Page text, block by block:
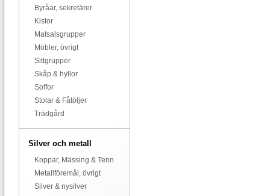
Byråar, sekretärer
Kistor
Matsalsgrupper
Möbler, övrigt
Sittgrupper
Skåp & hyllor
Soffor
Stolar & Fåtöljer
Trädgård
Silver och metall
Koppar, Mässing & Tenn
Metallföremål, övrigt
Silver & nysilver